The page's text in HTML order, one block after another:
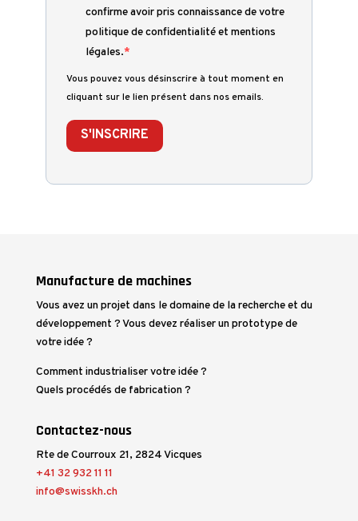
confirme avoir pris connaissance de votre
politique de confidentialité et mentions
légales.
Vous pouvez vous désinscrire à tout moment en
cliquant sur le lien présent dans nos emails.
S'INSCRIRE
Manufacture de machines
Vous avez un projet dans le domaine de la recherche et du
développement ? Vous devez réaliser un prototype de
votre idée ?
Comment industrialiser votre idée ?
Quels procédés de fabrication ?
Contactez-nous
Rte de Courroux 21, 2824 Vicques
+41 32 932 11 11
info@swisskh.ch